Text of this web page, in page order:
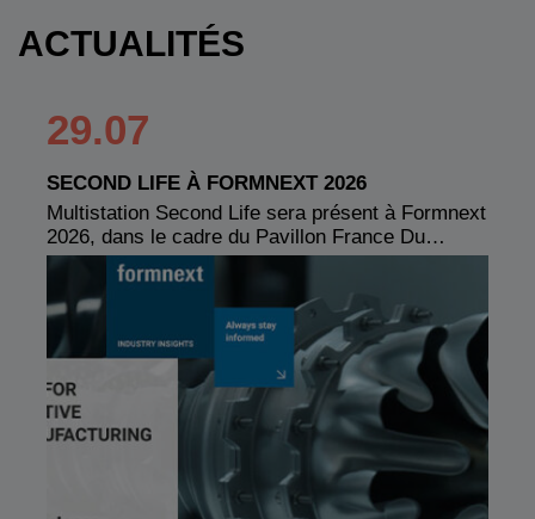
ACTUALITÉS
29.07
SECOND LIFE À FORMNEXT 2026
Multistation Second Life sera présent à Formnext
2026, dans le cadre du Pavillon France Du…